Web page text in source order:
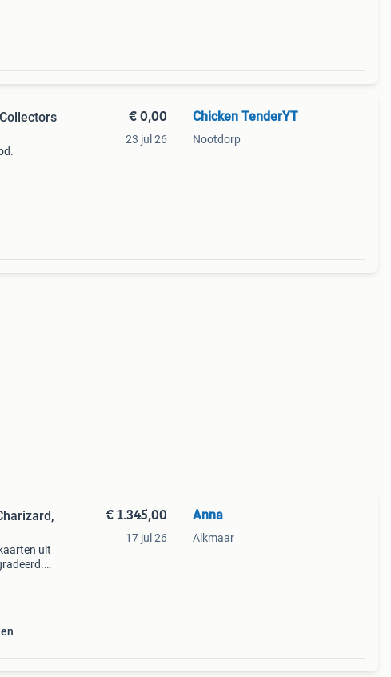
€ 0,00
23 jul 26
Chicken TenderYT
Nootdorp
uit
€ 1.345,00
17 jul 26
Anna
Alkmaar